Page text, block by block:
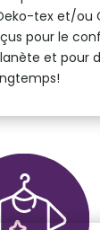
tex et/ou
pour le
et pour